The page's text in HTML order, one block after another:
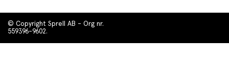
© Copyright Sprell AB - Org nr.
559396-9602.